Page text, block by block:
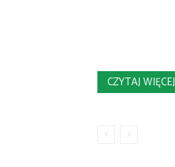
CZYTAJ WIĘCEJ